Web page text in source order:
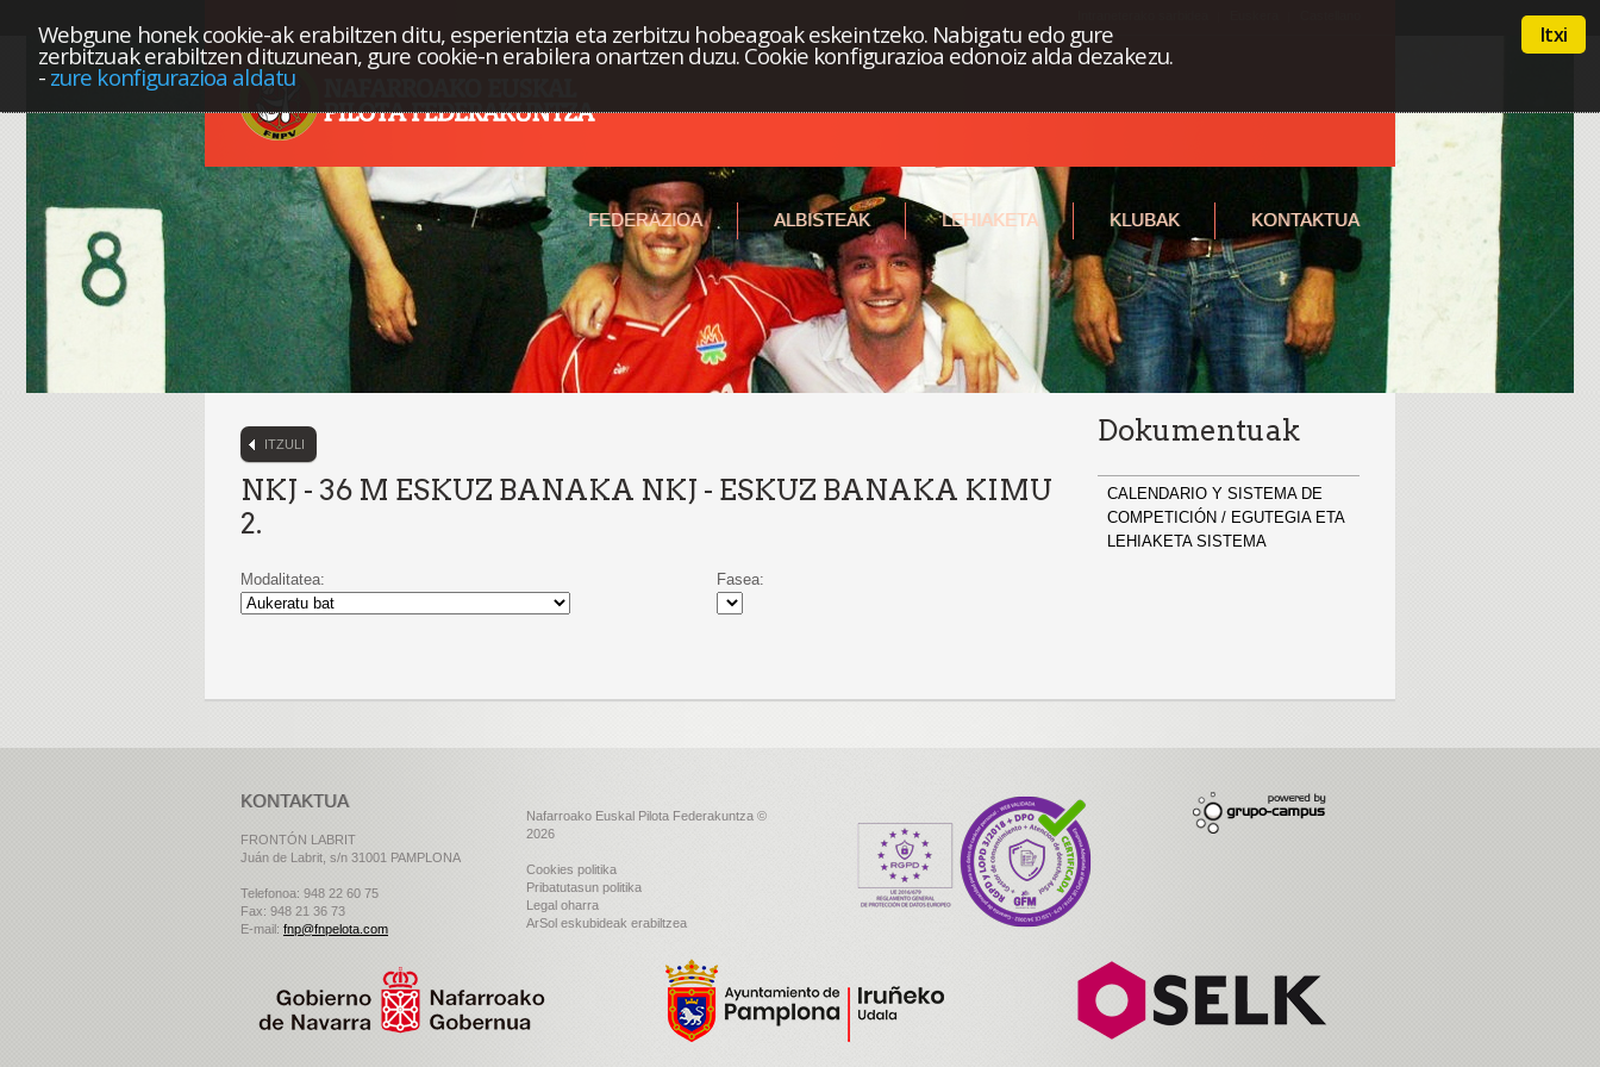
Webgune honek cookie-ak erabiltzen ditu, esperientzia eta zerbitzu hobeagoak eskeintzeko. Nabigatu edo gure
zerbitzuak erabiltzen dituzunean, gure cookie-n erabilera onartzen duzu. Cookie konfigurazioa edonoiz alda dezakezu.
- zure konfigurazioa aldatu
Itxi
FEDERAZIOA ALBISTEAK LEHIAKETA KLUBAK KONTAKTUA
ITZULI
NKJ - 36 M ESKUZ BANAKA NKJ - ESKUZ BANAKA KIMU
2.
Modalitatea: Fasea:
Dokumentuak
CALENDARIO Y SISTEMA DE
COMPETICIÓN / EGUTEGIA ETA
LEHIAKETA SISTEMA
KONTAKTUA
FRONTÓN LABRIT
Juán de Labrit, s/n 31001 PAMPLONA
Telefonoa: 948 22 60 75
Fax: 948 21 36 73
E-mail: fnp@fnpelota.com
Nafarroako Euskal Pilota Federakuntza ©
2026
Cookies politika
Pribatutasun politika
Legal oharra
ArSol eskubideak erabiltzea